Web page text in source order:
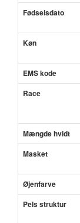
Fødselsdato
Køn
EMS kode
Race
Mængde hvidt
Masket
Øjenfarve
Pels struktur